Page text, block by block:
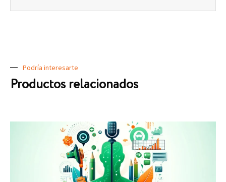
Podría interesarte
Productos relacionados